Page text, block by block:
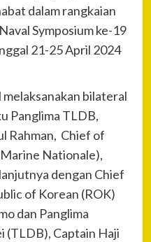
dalam rangkaian
Symposium ke-19
21-25 April 2024
melaksanakan bilateral
Panglima TLDB,
Rahman, Chief of
Nationale),
dengan Chief
of Korean (ROK)
dan Panglima
(TLDB), Captain Haji